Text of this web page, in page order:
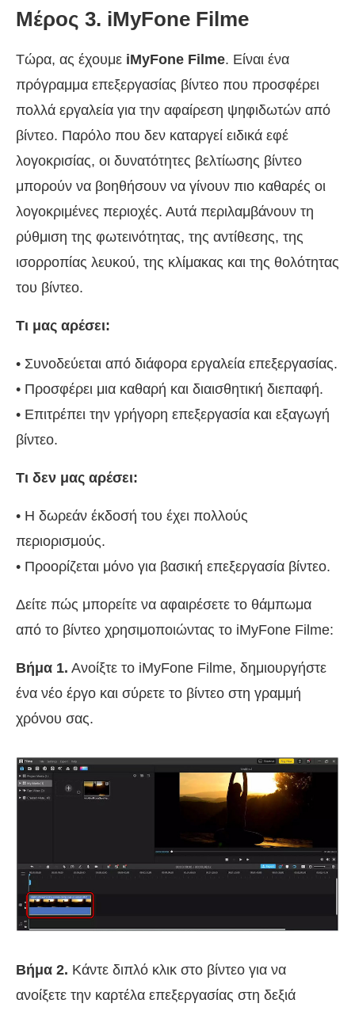
Μέρος 3. iMyFone Filme
Τώρα, ας έχουμε iMyFone Filme. Είναι ένα
πρόγραμμα επεξεργασίας βίντεο που προσφέρει
πολλά εργαλεία για την αφαίρεση ψηφιδωτών από
βίντεο. Παρόλο που δεν καταργεί ειδικά εφέ
λογοκρισίας, οι δυνατότητες βελτίωσης βίντεο
μπορούν να βοηθήσουν να γίνουν πιο καθαρές οι
λογοκριμένες περιοχές. Αυτά περιλαμβάνουν τη
ρύθμιση της φωτεινότητας, της αντίθεσης, της
ισορροπίας λευκού, της κλίμακας και της θολότητας
του βίντεο.
Τι μας αρέσει:
• Συνοδεύεται από διάφορα εργαλεία επεξεργασίας.
• Προσφέρει μια καθαρή και διαισθητική διεπαφή.
• Επιτρέπει την γρήγορη επεξεργασία και εξαγωγή
βίντεο.
Τι δεν μας αρέσει:
• Η δωρεάν έκδοσή του έχει πολλούς
περιορισμούς.
• Προορίζεται μόνο για βασική επεξεργασία βίντεο.
Δείτε πώς μπορείτε να αφαιρέσετε το θάμπωμα
από το βίντεο χρησιμοποιώντας το iMyFone Filme:
Βήμα 1. Ανοίξτε το iMyFone Filme, δημιουργήστε
ένα νέο έργο και σύρετε το βίντεο στη γραμμή
χρόνου σας.
Βήμα 2. Κάντε διπλό κλικ στο βίντεο για να
ανοίξετε την καρτέλα επεξεργασίας στη δεξιά